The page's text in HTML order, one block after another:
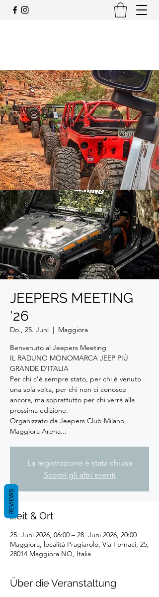
JEEPERS MEETING
'26
Do., 25. Juni
  |
Maggiora
Benvenuto al Jeepers Meeting
IL RADUNO MONOMARCA JEEP PIÙ
GRANDE D'ITALIA
Per chi c’è sempre stato, per chi è venuto
una sola volta, per chi non ci conosce
ancora, ma soprattutto per chi verrà alla
prossima edizione.
Organizzato da Jeepers Club Milano,
Maggiora Arena...
La registrazione è stata chiusa
Scopri gli altri eventi
Zeit & Ort
25. Juni 2026, 06:00 – 28. Juni 2026, 20:00
Maggiora, località Pragiarolo, Via Fornaci, 25,
28014 Maggiora NO, Italia
Über die Veranstaltung
REVIEWS